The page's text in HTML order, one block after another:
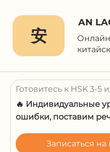
安
AN
Готовитесь к HSK 3-
🔥 Индивидуальные
ошибки, поставим
Записаться